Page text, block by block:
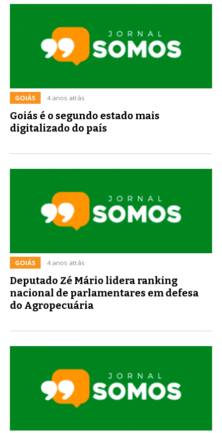
GOIÁS 4 anos atrás
Goiás é o segundo estado mais
digitalizado do país
GOIÁS 4 anos atrás
Deputado Zé Mário lidera ranking
nacional de parlamentares em defesa
do Agropecuária